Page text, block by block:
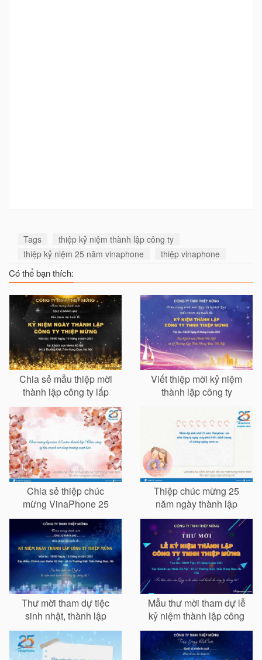
Tags
thiệp kỷ niệm thành lập công ty
thiệp kỷ niệm 25 năm vinaphone
thiệp vinaphone
Có thể bạn thích:
Chia sẻ mẫu thiệp mời
thành lập công ty lấp
lánh, sang trọng
Viết thiệp mời kỷ niệm
thành lập công ty
Chia sẻ thiệp chúc
mừng VinaPhone 25
năm thành lập đẹp ý
nghĩa
Thiệp chúc mừng 25
năm ngày thành lập
VinaPhone (26/6/1996-
26/6/2021)
Thư mời tham dự tiệc
sinh nhật, thành lập
công ty miễn phí
Mẫu thư mời tham dự lễ
kỷ niệm thành lập công
ty đẹp